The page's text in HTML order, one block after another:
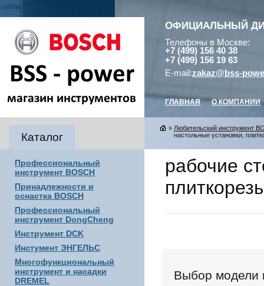
ОФИЦИАЛЬНЫЙ
Телефоны в Москве:
+7 (499) 156 40 38
+7 (499) 156 19 63
E-mail:zakaz@bss-
ГЛАВНАЯ О КОМПАНИИ
Каталог
Профессиональный
инструмент BOSCH
Принадлежности и
оснастка BOSCH
Профессиональный
инструмент DongCheng
Инструмент DCK
Инстумент ЭНГЕЛЬС
Многофункциональный
инструмент и насадки
DREMEL
» Любительский инструмент
настольные установки,
рабочие
Выбор модели